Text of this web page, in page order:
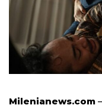
Milenianews.com